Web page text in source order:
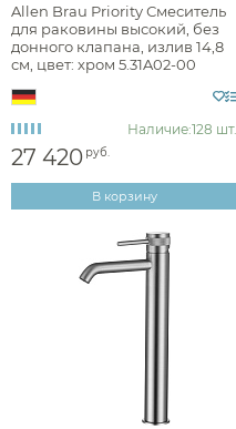
есть в наличии
хром
черный
никель
Allen Brau Priority Смеситель
для раковины высокий, без
донного клапана, излив 14,8
см, цвет: хром 5.31A02-00
Наличие:128 шт.
27 420 руб.
В корзину